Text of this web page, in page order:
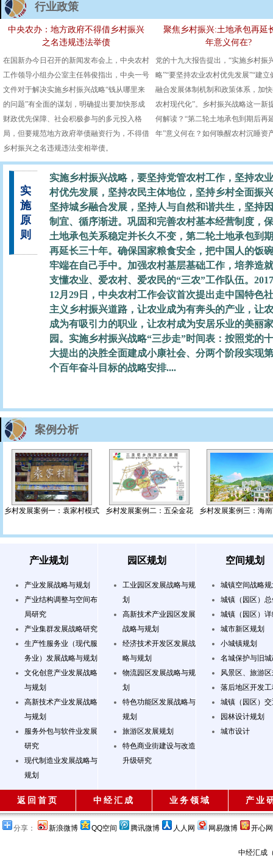
行业政策
中央农办：地方政府不得借乡村振兴
之名违规违法举债
在国新办今日召开的新闻发布会上，中央农村
工作领导小组办公室主任韩俊指出，中央一号
文件对于解决实施乡村振兴战略“钱从哪里来
的问题”有全面的谋划，明确提出要加快形成
财政优先保障、社会积极参与的多元投入格
局，但要规范地方政府举债融资行为，不得借
乡村振兴之名违规违法变相举债。
聚焦乡村振兴:土地承包再延
年意义何在?
党的十九大报告提出，“实施乡村振
略”“要坚持农业农村优先发展”“建立
融合发展体制机制和政策体系，加
农村现代化”。乡村振兴战略这一新
何解读？“第二轮土地承包到期后再
年”意义何在？如何唤醒农村沉睡资
实
施
原
则
实施乡村振兴战略，要坚持党管农村工作，坚持农
村优先发展，坚持农民主体地位，坚持乡村全面振
坚持城乡融合发展，坚持人与自然和谐共生，坚持
制宜、循序渐进。巩固和完善农村基本经营制度，
土地承包关系稳定并长久不变，第二轮土地承包到
再延长三十年。确保国家粮食安全，把中国人的饭
牢端在自己手中。加强农村基层基础工作，培养造
支懂农业、爱农村、爱农民的“三农”工作队伍。
12月29日，中央农村工作会议首次提出走中国特色
主义乡村振兴道路，让农业成为有奔头的产业，让
成为有吸引力的职业，让农村成为安居乐业的美丽家
园。实施乡村振兴战略“三步走”时间表：按照党的
大提出的决胜全面建成小康社会、分两个阶段实现
个百年奋斗目标的战略安排....
案例分析
乡村发展案例一：袁家村模式 乡村发展案例二：五朵金花 乡村发展案例三：海
产业规划
产业发展战略与规划
产业结构调整与空间布
局研究
产业集群发展战略研究
生产性服务业（现代服
务业）发展战略与规划
文化创意产业发展战略
与规划
高新技术产业发展战略
与规划
服务外包与软件业发展
研究
现代制造业发展战略与
规划
园区规划
工业园区发展战略与规
划
高新技术产业园区发展
战略与规划
经济技术开发区发展战
略与规划
物流园区发展战略与规
划
特色功能区发展战略与
规划
旅游区发展规划
特色商业街建设与改造
升级研究
空间规划
城镇空间战略
城镇（园区）
城镇（园区）
城市新区规划
小城镇规划
名城保护与旧
风景区、旅游
落后地区开发
城镇（园区）
园林设计规划
城市设计
返回首页 中经汇成 业务领域 产业
分享： 新浪微博 QQ空间 腾讯微博 人人网 网易微博 开心网
中经汇成